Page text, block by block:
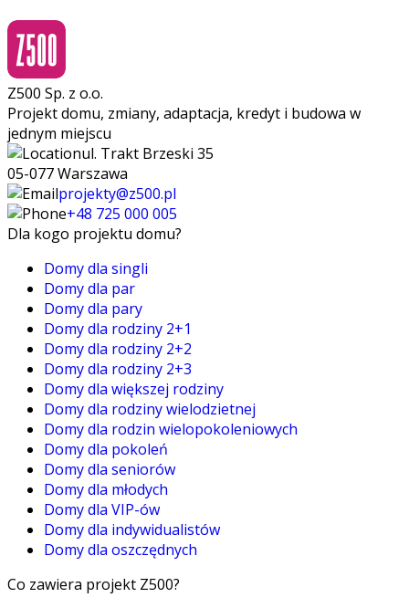
Z500 Sp. z o.o.
Projekt domu, zmiany, adaptacja, kredyt i budowa w
jednym miejscu
ul. Trakt Brzeski 35
05-077 Warszawa
projekty@z500.pl
+48 725 000 005
Dla kogo projektu domu?
Domy dla singli
Domy dla par
Domy dla pary
Domy dla rodziny 2+1
Domy dla rodziny 2+2
Domy dla rodziny 2+3
Domy dla większej rodziny
Domy dla rodziny wielodzietnej
Domy dla rodzin wielopokoleniowych
Domy dla pokoleń
Domy dla seniorów
Domy dla młodych
Domy dla VIP-ów
Domy dla indywidualistów
Domy dla oszczędnych
Co zawiera projekt Z500?